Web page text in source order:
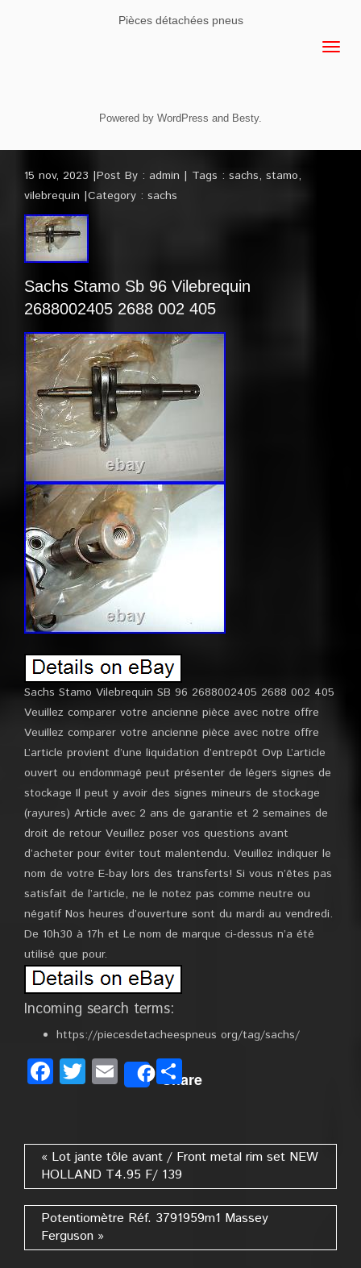
Pièces détachées pneus
Powered by WordPress and Besty.
15 nov, 2023 Post By : admin Tags : sachs, stamo,
vilebrequin Category : sachs
Sachs Stamo Sb 96 Vilebrequin
2688002405 2688 002 405
Sachs Stamo Vilebrequin SB 96 2688002405 2688 002 405
Veuillez comparer votre ancienne pièce avec notre offre
Veuillez comparer votre ancienne pièce avec notre offre
L’article provient d’une liquidation d’entrepôt Ovp L’article
ouvert ou endommagé peut présenter de légers signes de
stockage Il peut y avoir des signes mineurs de stockage
(rayures) Article avec 2 ans de garantie et 2 semaines de
droit de retour Veuillez poser vos questions avant
d’acheter pour éviter tout malentendu. Veuillez indiquer le
nom de votre E-bay lors des transferts! Si vous n’êtes pas
satisfait de l’article, ne le notez pas comme neutre ou
négatif Nos heures d’ouverture sont du mardi au vendredi.
De 10h30 à 17h et Le nom de marque ci-dessus n’a été
utilisé que pour.
Incoming search terms:
https://piecesdetacheespneus org/tag/sachs/
Facebook
Twitter
EmailSharePartager
« Lot jante tôle avant / Front metal rim set NEW
HOLLAND T4.95 F/ 139
Potentiomètre Réf. 3791959m1 Massey
Ferguson »